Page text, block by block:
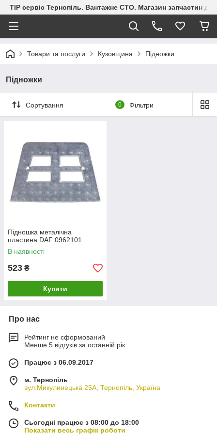
ТІР сервіс Тернопіль. Вантажне СТО. Магазин запчастин
Товари та послуги Кузовщина Підножки
Підножки
Сортування 0 Фільтри
Підношка металічна
пластина DAF 0962101
В наявності
523 ₴
Купити
Про нас
Рейтинг не сформований
Менше 5 відгуків за останній рік
Працює з 06.09.2017
м. Тернопіль
вул.Микулинецька 25А, Тернопіль, Україна
Контакти
Сьогодні працює з 08:00 до 18:00
Показати весь графік роботи